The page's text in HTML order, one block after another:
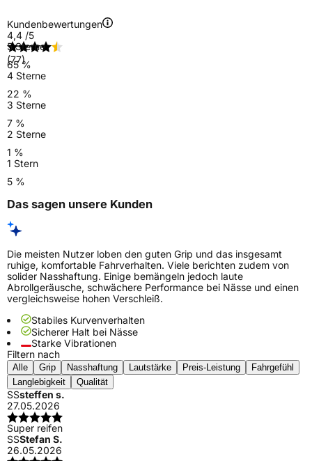
Kundenbewertungen
4,4 /5
(77)
5 Sterne
65 %
4 Sterne
22 %
3 Sterne
7 %
2 Sterne
1 %
1 Stern
5 %
Das sagen unsere Kunden
Die meisten Nutzer loben den guten Grip und das insgesamt
ruhige, komfortable Fahrverhalten. Viele berichten zudem von
solider Nasshaftung. Einige bemängeln jedoch laute
Abrollgeräusche, schwächere Performance bei Nässe und einen
vergleichsweise hohen Verschleiß.
Stabiles Kurvenverhalten
Sicherer Halt bei Nässe
Starke Vibrationen
Filtern nach
Alle Grip Nasshaftung Lautstärke Preis-Leistung
Fahrgefühl
Langlebigkeit
Qualität
SSsteffen s.
27.05.2026
Super reifen
SSStefan S.
26.05.2026